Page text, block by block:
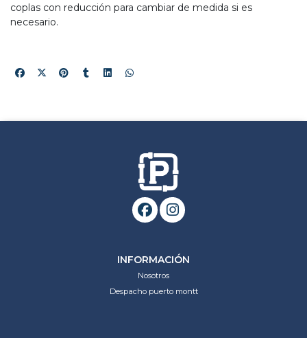
coplas con reducción para cambiar de medida si es
necesario.
INFORMACIÓN
Nosotros
Despacho puerto montt